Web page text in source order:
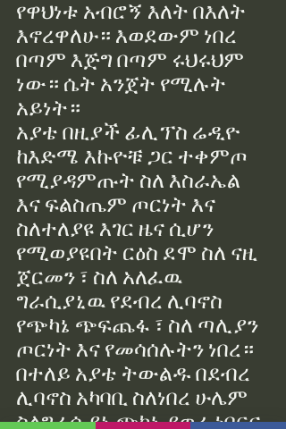
የዋህነቱ አብሮኝ እለት በእለት
እኖረዋለሁ። እወደውም ነበረ
በጣም እጅግ በጣም ሩህሩህም
ነው። ሴት አንጀት የሚሉት
አይነት።
አያቴ በዚያች ፊሊፕስ ሬዲዮ
ከእድሜ እኩዮቹ ጋር ተቀምጦ
የሚያዳምጡት ስለ እስራኤል
እና ፍልስጤም ጦርነት እና
ስለተለያዩ እገር ዜና ሲሆን
የሚወያዩበት ርዕስ ደሞ ስለ ናዚ
ጀርመን ፣ ስለ አለፈዉ
ግራሲያኒዉ የደብረ ሊባኖስ
የጭካኔ ጭፍጨፋ ፣ ስለ ጣሊያን
ጦርነት እና የመሳሰሉትን ነበረ።
በተለይ አያቴ ትውልዱ በደብረ
ሊባኖስ አካባቢ ስለነበረ ሁሌም
ስለግራሲያኒ ጭካኔ ያወራ ነበርና